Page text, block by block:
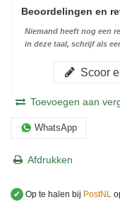
Beoordelingen en
Niemand heeft nog een
in deze taal, schrijf als
Scoor
Toevoegen aan
WhatsApp
Afdrukken
✔ Op te halen bij PostNL